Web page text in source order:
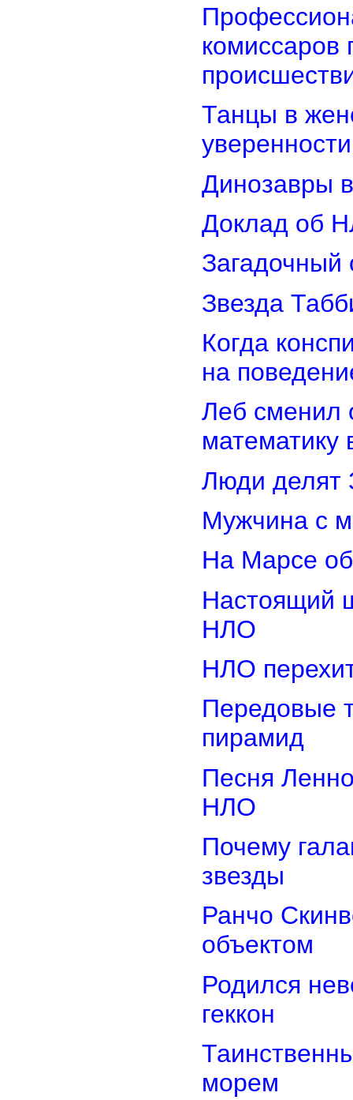
комиссаров
Танцы в
Динозавры
Доклад об
Загадочный
Звезда
Когда
на
Леб сменил
математику
Люди делят
Мужчина с
На Марсе
Настоящий
НЛО
НЛО
Передовые
пирамид
Песня
НЛО
Почему
звезды
Ранчо
объектом
Родился
геккон
морем